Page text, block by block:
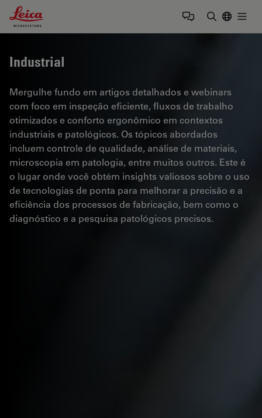
Leica Microsystems Logo
Industrial
Mergulhe fundo em artigos detalhados e webinars
com foco em inspeção eficiente, fluxos de trabalho
otimizados e conforto ergonômico em contextos
industriais e patológicos. Os tópicos abordados
incluem controle de qualidade, análise de materiais,
microscopia em patologia, entre muitos outros. Este é
o lugar onde você obtém insights valiosos sobre o uso
de tecnologias de ponta para melhorar a precisão e a
eficiência dos processos de fabricação, bem como o
diagnóstico e a pesquisa patológicos precisos.